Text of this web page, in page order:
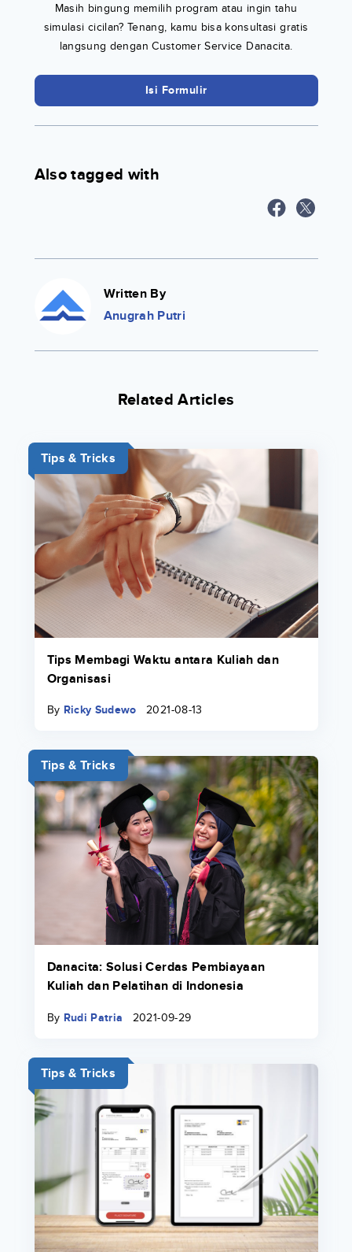
Masih bingung memilih program atau ingin tahu
simulasi cicilan? Tenang, kamu bisa konsultasi gratis
langsung dengan Customer Service Danacita.
Isi Formulir
Also tagged with
Written By
Anugrah Putri
Related Articles
Tips & Tricks
Tips Membagi Waktu antara Kuliah dan
Organisasi
By Ricky Sudewo 2021-08-13
Tips & Tricks
Danacita: Solusi Cerdas Pembiayaan
Kuliah dan Pelatihan di Indonesia
By Rudi Patria 2021-09-29
Tips & Tricks